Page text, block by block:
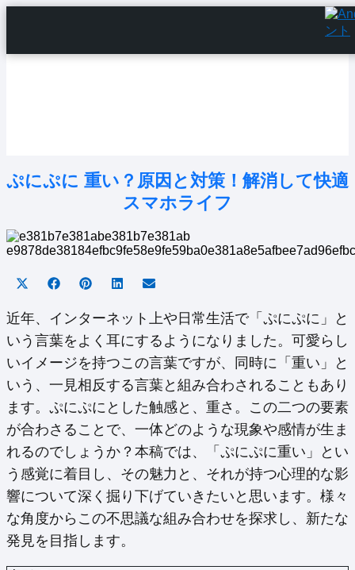
ぷにぷに 重い？原因と対策！解消して快適
スマホライフ
Share
X
(Twitter)
Share
Facebook
Share
Pinterest
Share
LinkedInEmail
近年、インターネット上や日常生活で「ぷにぷに」と
いう言葉をよく耳にするようになりました。可愛らし
いイメージを持つこの言葉ですが、同時に「重い」と
いう、一見相反する言葉と組み合わされることもあり
ます。ぷにぷにとした触感と、重さ。この二つの要素
が合わさることで、一体どのような現象や感情が生ま
れるのでしょうか？本稿では、「ぷにぷに重い」とい
う感覚に着目し、その魅力と、それが持つ心理的な影
響について深く掘り下げていきたいと思います。様々
な角度からこの不思議な組み合わせを探求し、新たな
発見を目指します。